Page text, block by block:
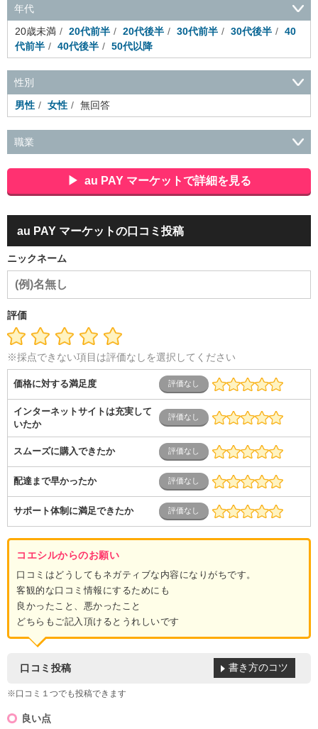
年代
20歳未満
20代前半 20代後半 30代前半 30代後半
40
代前半
40代後半 50代以降
性別
男性
女性 無回答
職業
広告・マスコミ
接客・小売・流通・外食・食
品
アミューズメント・エンターテイメント・ゲーム関連
美
ダル・葬祭
メディア職
クリエイティブ・デザイン・映像・
芸能・イベント・コンパニオン
ム開発・SE・インフラ）
導体・制御）
警備・交通・建築・土木技術職
医療・福祉・
介護
その他
ス
士業・コンサルティング 金融・商社
不動産・保険・サ
ービス
専業主婦（夫）
営業
au PAY マーケットで詳細を見る
au PAY マーケットの口コミ投稿
ニックネーム
評価
※採点できない項目は評価なしを選択してください
価格に対する満足度
インターネットサイトは充実して
いたか
スムーズに購入できたか
配達まで早かったか
サポート体制に満足できたか
コエシルからのお願い
口コミはどうしてもネガティブな内容になりがちです。
客観的な口コミ情報にするためにも
良かったこと、悪かったこと
どちらもご記入頂けるとうれしいです
口コミ投稿
※口コミ１つでも投稿できます
書き方のコツ
良い点